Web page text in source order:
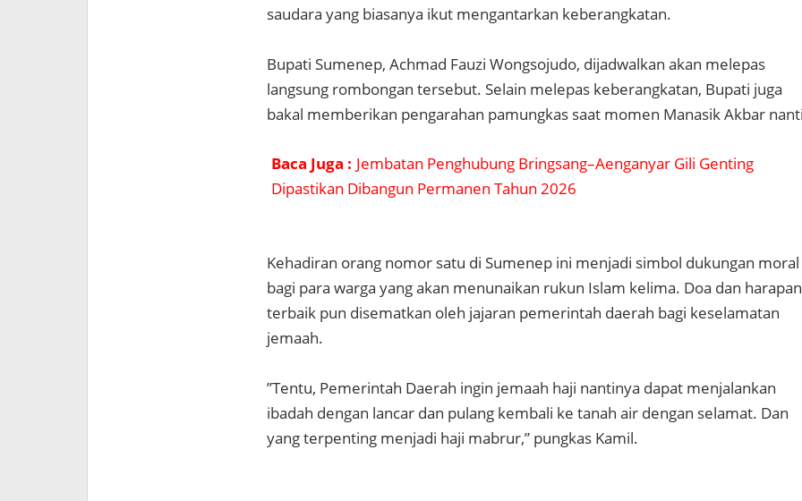
saudara yang biasanya ikut mengantarkan keberangkatan.
Bupati Sumenep, Achmad Fauzi Wongsojudo, dijadwalkan akan melepas
langsung rombongan tersebut. Selain melepas keberangkatan, Bupati juga
bakal memberikan pengarahan pamungkas saat momen Manasik Akbar
Baca Juga : Jembatan Penghubung Bringsang–Aenganyar Gili Genting
Dipastikan Dibangun Permanen Tahun 2026
Kehadiran orang nomor satu di Sumenep ini menjadi simbol dukungan moral
bagi para warga yang akan menunaikan rukun Islam kelima. Doa dan harapan
terbaik pun disematkan oleh jajaran pemerintah daerah bagi keselamatan
jemaah.
”Tentu, Pemerintah Daerah ingin jemaah haji nantinya dapat menjalankan
ibadah dengan lancar dan pulang kembali ke tanah air dengan selamat. Dan
yang terpenting menjadi haji mabrur,” pungkas Kamil.